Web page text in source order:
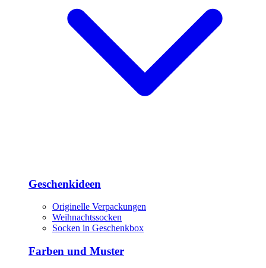
Geschenkideen
Originelle Verpackungen
Weihnachtssocken
Socken in Geschenkbox
Farben und Muster